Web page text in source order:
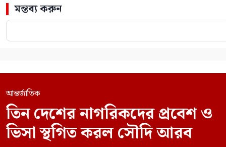
মন্তব্য করুন
আন্তর্জাতিক
তিন দেশের নাগরিকদের প্রবেশ ও
ভিসা স্থগিত করল সৌদি আরব